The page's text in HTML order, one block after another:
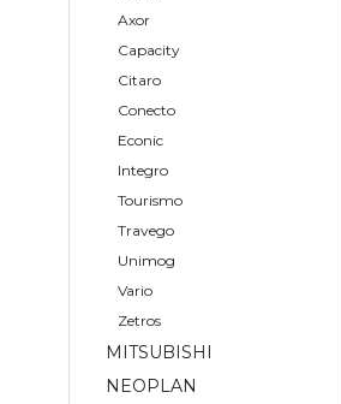
Axor
Capacity
Citaro
Conecto
Econic
Integro
Tourismo
Travego
Unimog
Vario
Zetros
MITSUBISHI
NEOPLAN